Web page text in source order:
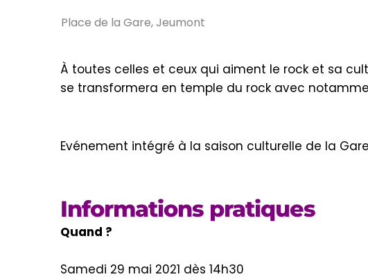
Place de la Gare, Jeumont
À toutes celles et ceux qui aiment le rock et sa
se transformera en temple du rock avec
Evénement intégré à la saison culturelle de la
Informations pratiques
Quand ?
Samedi 29 mai 2021 dès 14h30